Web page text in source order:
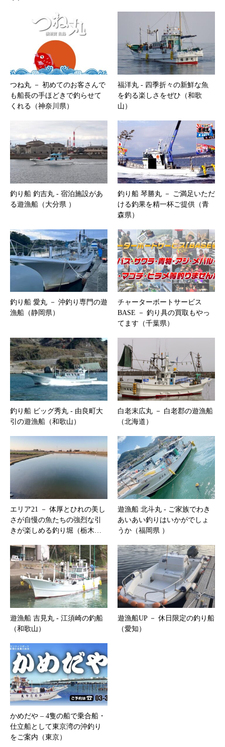
つね丸 － 初めてのお客さんで
も船長の手ほどきで釣らせて
くれる（神奈川県）
福洋丸 ‐ 四季折々の新鮮な魚
を釣る楽しさをぜひ（和歌
山）
釣り船 釣吉丸 ‐ 宿泊施設があ
る遊漁船（大分県 ）
釣り船 琴勝丸 － ご満足いただ
ける釣果を精一杯ご提供（青
森県）
釣り船 愛丸 － 沖釣り専門の遊
漁船（静岡県）
チャーターボートサービス
BASE － 釣り具の買取もやっ
てます（千葉県）
釣り船 ビッグ秀丸 ‐ 由良町大
引の遊漁船（和歌山）
白老末広丸 － 白老郡の遊漁船
（北海道）
エリア21 － 体厚とひれの美し
さが自慢の魚たちの強烈な引
きが楽しめる釣り堀（栃木…
遊漁船 北斗丸 ‐ ご家族でわき
あいあい釣りはいかがでしょ
うか（福岡県 ）
遊漁船 吉見丸 ‐ 江須崎の釣船
（和歌山）
遊漁船UP － 休日限定の釣り船
（愛知）
かめだや – 4隻の船で乗合船・
仕立船として東京湾の沖釣り
をご案内（東京）